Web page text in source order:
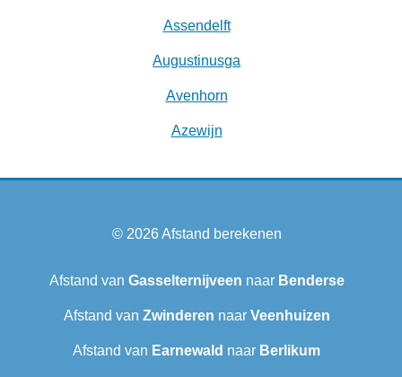
Assendelft
Augustinusga
Avenhorn
Azewijn
© 2026Afstand berekenen
Afstand van Gasselternijveen naar Benderse
Afstand van Zwinderen naar Veenhuizen
Afstand van Earnewald naar Berlikum